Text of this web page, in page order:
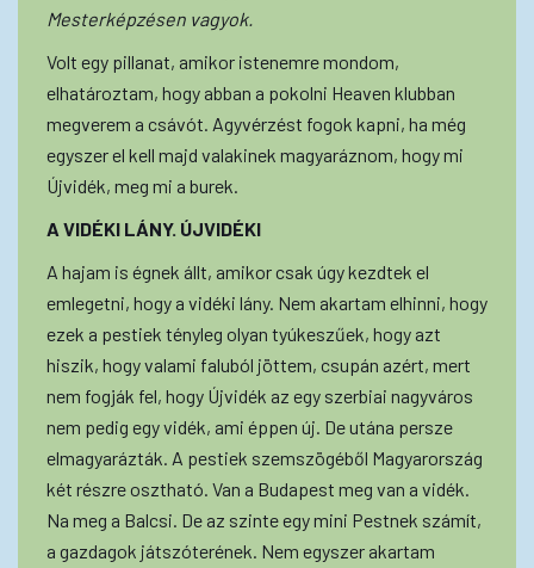
Mesterképzésen vagyok.
Volt egy pillanat, amikor istenemre mondom,
elhatároztam, hogy abban a pokolni Heaven klubban
megverem a csávót. Agyvérzést fogok kapni, ha még
egyszer el kell majd valakinek magyaráznom, hogy mi
Újvidék, meg mi a burek.
A VIDÉKI LÁNY. ÚJVIDÉKI
A hajam is égnek állt, amikor csak úgy kezdtek el
emlegetni, hogy a vidéki lány. Nem akartam elhinni, hogy
ezek a pestiek tényleg olyan tyúkeszűek, hogy azt
hiszik, hogy valami faluból jöttem, csupán azért, mert
nem fogják fel, hogy Újvidék az egy szerbiai nagyváros
nem pedig egy vidék, ami éppen új. De utána persze
elmagyarázták. A pestiek szemszögéből Magyarország
két részre osztható. Van a Budapest meg van a vidék.
Na meg a Balcsi. De az szinte egy mini Pestnek számít,
a gazdagok játszóterének. Nem egyszer akartam